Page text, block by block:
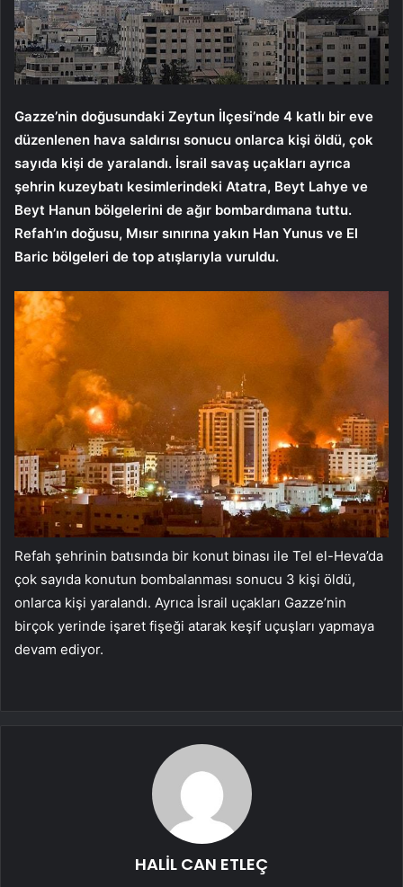
Gazze’nin doğusundaki Zeytun İlçesi’nde 4 katlı bir eve
düzenlenen hava saldırısı sonucu onlarca kişi öldü, çok
sayıda kişi de yaralandı. İsrail savaş uçakları ayrıca
şehrin kuzeybatı kesimlerindeki Atatra, Beyt Lahye ve
Beyt Hanun bölgelerini de ağır bombardımana tuttu.
Refah’ın doğusu, Mısır sınırına yakın Han Yunus ve El
Baric bölgeleri de top atışlarıyla vuruldu.
Refah şehrinin batısında bir konut binası ile Tel el-Heva’da
çok sayıda konutun bombalanması sonucu 3 kişi öldü,
onlarca kişi yaralandı. Ayrıca İsrail uçakları Gazze’nin
birçok yerinde işaret fişeği atarak keşif uçuşları yapmaya
devam ediyor.
HALİL CAN ETLEÇ